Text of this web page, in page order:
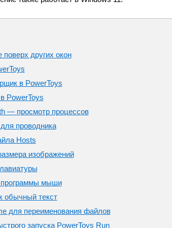
поверх других окон
в PowerToys
PowerToys
— просмотр процессов
проводника
Hosts
изображений
мыши
обычный текст
для переименования файлов
запуска PowerToys Run